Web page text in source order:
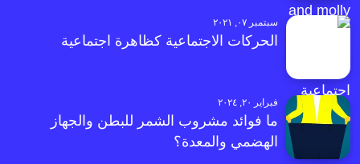
سبتمبر ٠٧, ٢٠٢١
الحركات الاجتماعية كظاهرة اجتماعية
فبراير ٢٠, ٢٠٢٤
ما فوائد مشروب الشمر للبطن والجهاز
الهضمي والمعدة؟